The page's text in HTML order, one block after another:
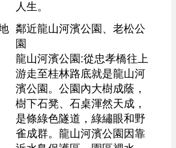
人生。
鄰近龍山河濱公園、老松公
園
龍山河濱公園:從忠孝橋往上
游走至桂林路底就是龍山河
濱公園。公園內大樹成蔭，
樹下石凳、石桌渾然天成，
是條綠色隧道，綠繡眼和野
雀成群。龍山河濱公園因靠